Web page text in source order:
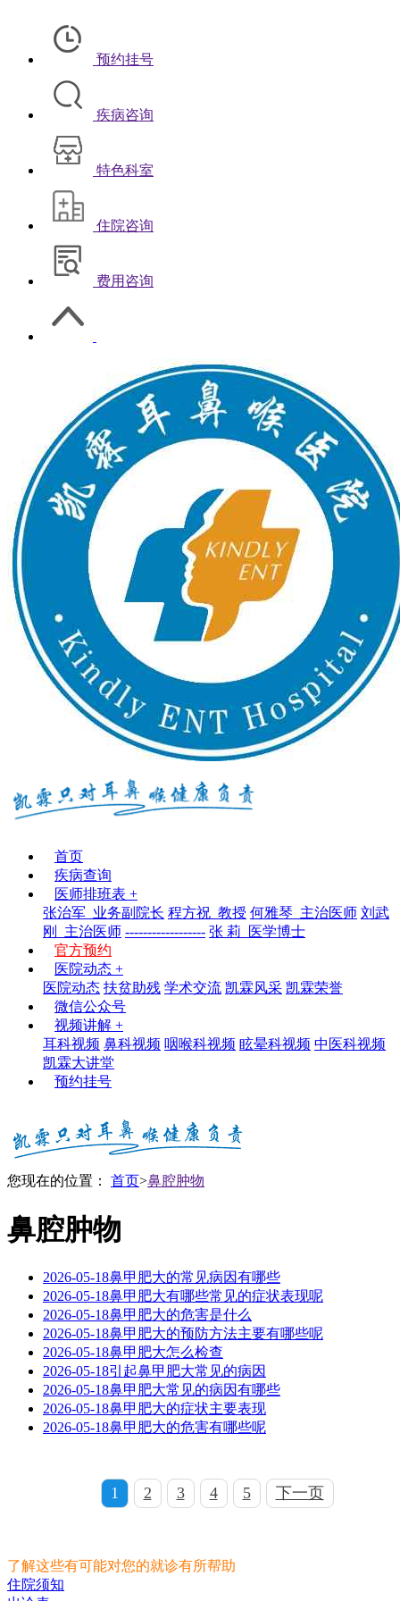
预约挂号
疾病咨询
特色科室
住院咨询
费用咨询
首页
疾病查询
医师排班表 +
张治军_业务副院长 程方祝_教授 何雅琴_主治医师 刘武
刚_主治医师 ------------------ 张 莉_医学博士
官方预约
医院动态 +
医院动态 扶贫助残 学术交流 凯霖风采 凯霖荣誉
微信公众号
视频讲解 +
耳科视频 鼻科视频 咽喉科视频 眩晕科视频 中医科视频
凯霖大讲堂
预约挂号
您现在的位置： 首页>鼻腔肿物
鼻腔肿物
2026-05-18鼻甲肥大的常见病因有哪些
2026-05-18鼻甲肥大有哪些常见的症状表现呢
2026-05-18鼻甲肥大的危害是什么
2026-05-18鼻甲肥大的预防方法主要有哪些呢
2026-05-18鼻甲肥大怎么检查
2026-05-18引起鼻甲肥大常见的病因
2026-05-18鼻甲肥大常见的病因有哪些
2026-05-18鼻甲肥大的症状主要表现
2026-05-18鼻甲肥大的危害有哪些呢
1 2 3 4 5 下一页
了解这些有可能对您的就诊有所帮助
住院须知